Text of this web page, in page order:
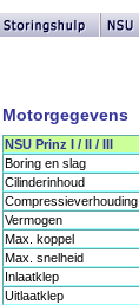
Motorgegevens
NSU Prinz I / II / III
Boring en slag
Cilinderinhoud
Compressieverhouding
Vermogen
Max. koppel
Max. snelheid
Inlaatklep
Uitlaatklep